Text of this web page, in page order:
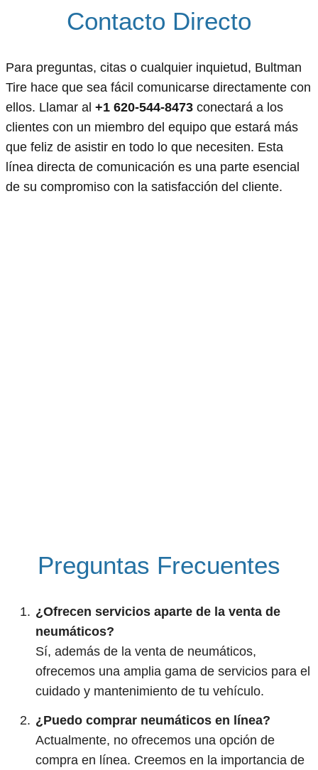
Contacto Directo
Para preguntas, citas o cualquier inquietud, Bultman
Tire hace que sea fácil comunicarse directamente con
ellos. Llamar al +1 620-544-8473 conectará a los
clientes con un miembro del equipo que estará más
que feliz de asistir en todo lo que necesiten. Esta
línea directa de comunicación es una parte esencial
de su compromiso con la satisfacción del cliente.
Preguntas Frecuentes
¿Ofrecen servicios aparte de la venta de
neumáticos?
Sí, además de la venta de neumáticos,
ofrecemos una amplia gama de servicios para el
cuidado y mantenimiento de tu vehículo.
¿Puedo comprar neumáticos en línea?
Actualmente, no ofrecemos una opción de
compra en línea. Creemos en la importancia de